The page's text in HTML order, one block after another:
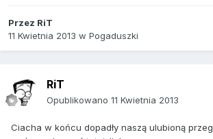
Przez RiT
11 Kwietnia 2013 w Pogaduszki
RiT
Opublikowano 11 Kwietnia 2013
Ciacha w końcu dopadły naszą ulubioną